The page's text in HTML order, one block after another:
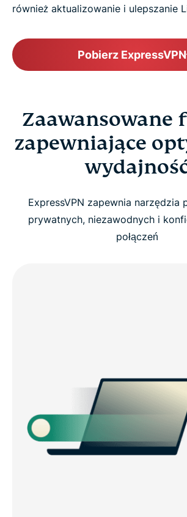
również aktualizowanie i ulepszanie
Pobierz ExpressVPN
Zaawansowane
zapewniające
ExpressVPN zapewnia narzędzia
prywatnych, niezawodnych i
połączeń